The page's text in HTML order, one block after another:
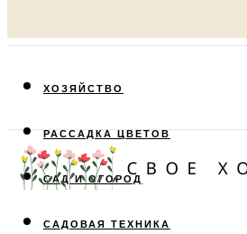
ХОЗЯЙСТВО
РАССАДКА ЦВЕТОВ
САД И ОГОРОД
САДОВАЯ ТЕХНИКА